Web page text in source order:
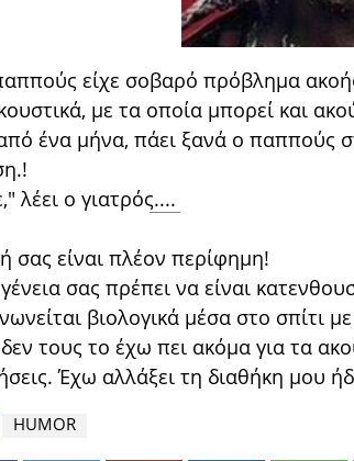
είχε σοβαρό πρόβλημα
με τα οποία μπορεί και
ένα μήνα, πάει ξανά ο παππούς
λέει ο γιατρός....
σας είναι πλέον περίφημη!
σας πρέπει να είναι
βιολογικά μέσα στο σπίτι
τους το έχω πει ακόμα για τα
Έχω αλλάξει τη διαθήκη μου
HUMOR